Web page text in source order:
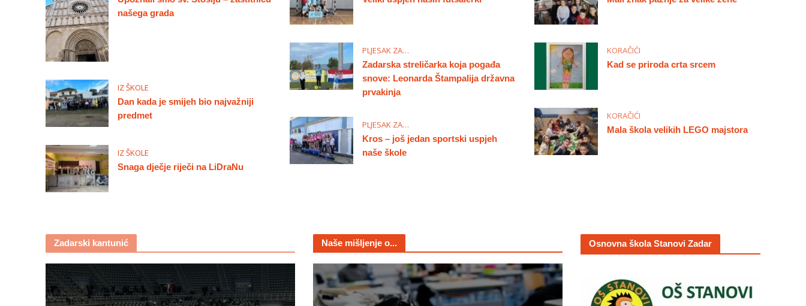
našega grada
IZ ŠKOLE
Dan kada je smijeh bio najvažniji
predmet
IZ ŠKOLE
Snaga dječje riječi na LiDraNu
PLJESAK ZA…
Zadarska streličarka koja pogađa
snove: Leonarda Štampalija državna
prvakinja
PLJESAK ZA…
Kros – još jedan sportski uspjeh
naše škole
KORAČIĆI
Kad se priroda crta srcem
KORAČIĆI
Mala škola velikih LEGO majstora
Zadarski kantunić Naše mišljenje o... Osnovna škola Stanovi Zadar